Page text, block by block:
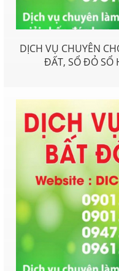
DỊCH VỤ CHUYÊN
ĐẤT, SỔ ĐỎ SỔ